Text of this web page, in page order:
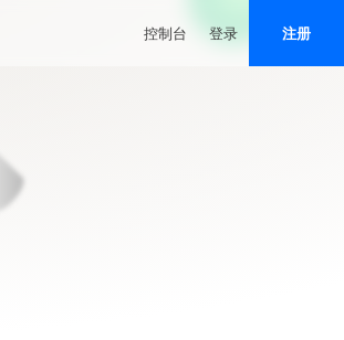
控制台 登录 注册